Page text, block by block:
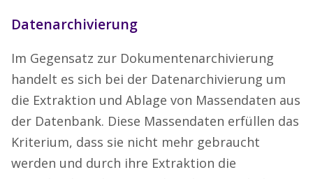
Datenarchivierung
Im Gegensatz zur Dokumentenarchivierung
handelt es sich bei der Datenarchivierung um
die Extraktion und Ablage von Massendaten aus
der Datenbank. Diese Massendaten erfüllen das
Kriterium, dass sie nicht mehr gebraucht
werden und durch ihre Extraktion die